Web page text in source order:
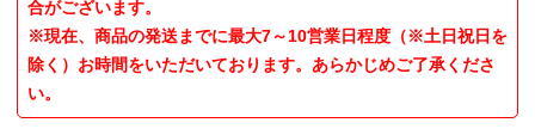
合がございます。
※現在、商品の発送までに最大7～10営業日程度（※土日祝日を
除く）お時間をいただいております。あらかじめご了承くださ
い。